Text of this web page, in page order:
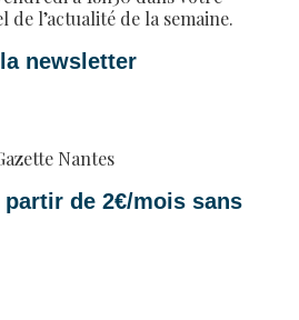
de l’actualité de la semaine.
newsletter
Nantes
de 2€/mois sans